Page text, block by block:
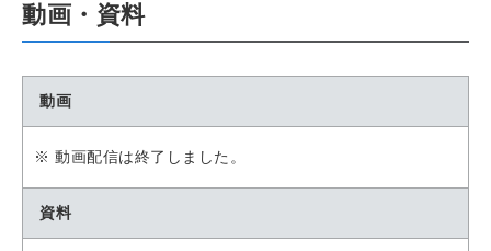
動画・資料
動画
※ 動画配信は終了しました。
資料